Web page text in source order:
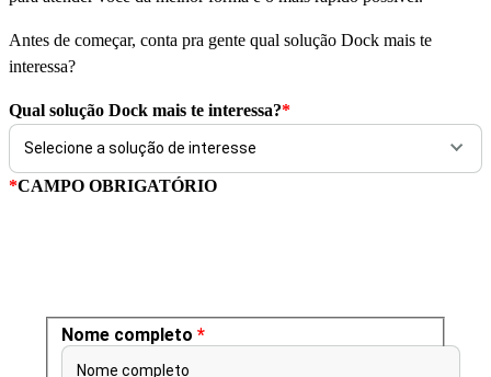
Antes de começar, conta pra gente qual solução Dock mais te
interessa?
Qual solução Dock mais te interessa?*
*CAMPO OBRIGATÓRIO
Nome completo *
Nome completo